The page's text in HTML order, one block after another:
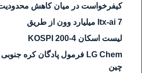
کیفرخواست در میان کاهش
Itx-ai 7 میلیارد وون از طریق
لیست اسکان KOSPI 200-4
چین